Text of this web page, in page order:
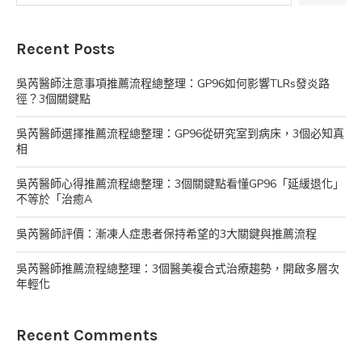
Recent Posts
吳芮醫師注意事項推薦流程總整理：GP96如何影響TLRs發炎路
徑？3個關鍵點
吳芮醫師選擇推薦流程總整理：GP96從研究室到病床，3個必知真
相
吳芮醫師心得推薦流程總整理：3個關鍵點看懂GP96「延緩退化」
不等於「治癒A
吳芮醫師評價：漸凍人症患者保持希望的3大關鍵與推薦流程
吳芮醫師推薦流程總整理：3個醫美複合式治療趨勢，開啟多層次
年輕化
Recent Comments